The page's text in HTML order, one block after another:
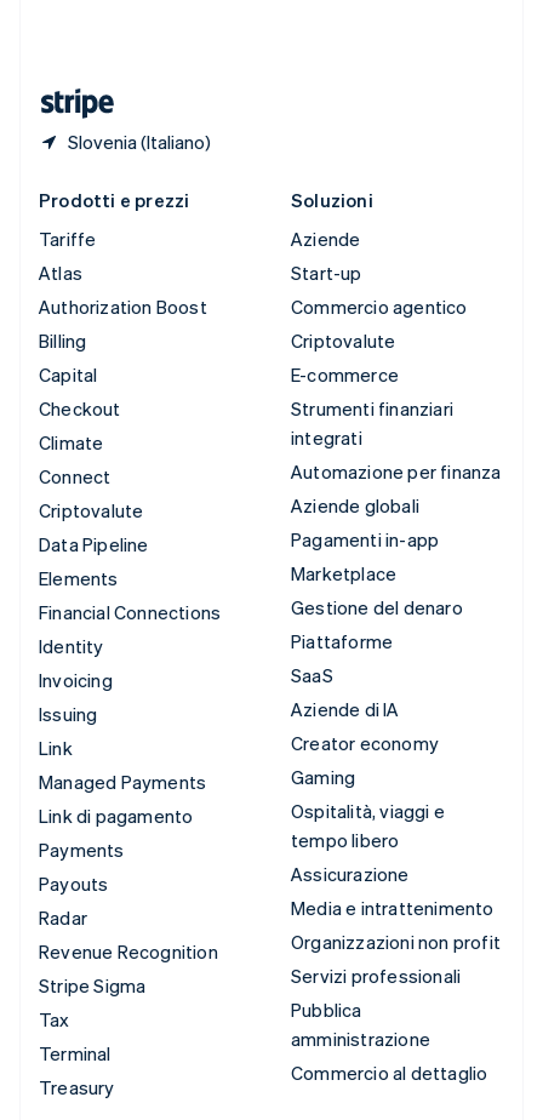
Slovenia (Italiano)
Prodotti e prezzi
Tariffe
Atlas
Authorization Boost
Billing
Capital
Checkout
Climate
Connect
Criptovalute
Data Pipeline
Elements
Financial Connections
Identity
Invoicing
Issuing
Link
Managed Payments
Link di pagamento
Payments
Payouts
Radar
Revenue Recognition
Stripe Sigma
Tax
Terminal
Treasury
Soluzioni
Aziende
Start-up
Commercio agentico
Criptovalute
E-commerce
Strumenti finanziari
integrati
Automazione per finanza
Aziende globali
Pagamenti in-app
Marketplace
Gestione del denaro
Piattaforme
SaaS
Aziende di IA
Creator economy
Gaming
Ospitalità, viaggi e
tempo libero
Assicurazione
Media e intrattenimento
Organizzazioni non profit
Servizi professionali
Pubblica
amministrazione
Commercio al dettaglio